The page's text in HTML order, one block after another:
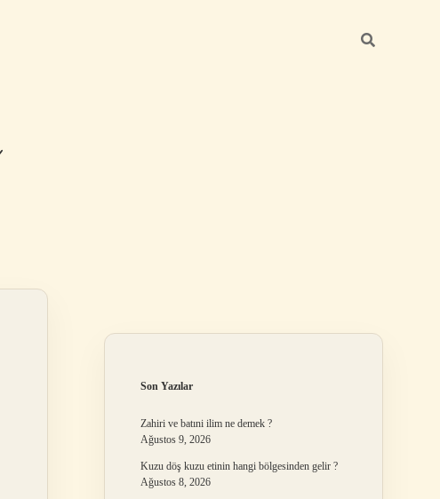
Son Yazılar
Zahiri ve batıni ilim ne demek ?
Ağustos 9, 2026
Kuzu döş kuzu etinin hangi bölgesinden gelir ?
Ağustos 8, 2026